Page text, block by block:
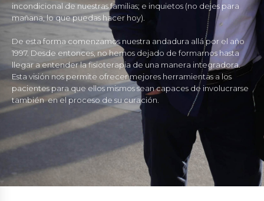
incondicional de nuestras familias; e inquietos (no dejes para
mañana, lo que puedas hacer hoy).
De esta forma comenzamos nuestra andadura allá por el año
1997. Desde entonces, no hemos dejado de formarnos hasta
llegar a entender la fisioterapia de una manera integradora.
Esta visión nos permite ofrecer mejores herramientas a los
pacientes para que ellos mismos sean capaces de involucrarse
también en el proceso de su curación.
0
1
2
3
4
5
6
7
0
1
2
4
6
7
0
2
4
5